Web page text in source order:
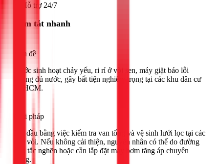
Hỗ trợ 24/7
Tóm tắt nhanh
Vấn đề
Nước sinh hoạt chảy yếu, ri rỉ ở vòi sen, máy giặt báo lỗi
không đủ nước, gây bất tiện nghiêm trọng tại các khu dân cư
TPHCM.
Giải pháp
Bắt đầu bằng việc kiểm tra van tổng và vệ sinh lưới lọc tại các
đầu vòi. Nếu không cải thiện, nguyên nhân có thể do đường
ống tắc nghẽn hoặc cần lắp đặt máy bơm tăng áp chuyên
dụng.